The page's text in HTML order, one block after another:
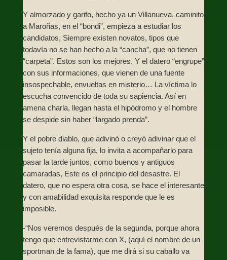
Y almorzado y garifo, hecho ya un Villanueva, caminito
a Maroñas, en el “bondi”, empieza a estudiar los
candidatos, Siempre existen novatos, tipos que
todavía no se han hecho a la “cancha”, que no tienen
“carpeta”. Estos son los mejores. Y el datero “engrupe”
con sus informaciones, que vienen de una fuente
insospechable, envueltas en misterio… La víctima lo
escucha convencido de toda su sapiencia. Así en
amena charla, llegan hasta el hipódromo y el hombre
se despide sin haber “largado prenda”.
Y el pobre diablo, que adivinó o creyó adivinar que el
sujeto tenía alguna fija, lo invita a acompañarlo para
pasar la tarde juntos, como buenos y antiguos
camaradas, Este es el principio del desastre. El
datero, que no espera otra cosa, se hace el interesante
y con amabilidad exquisita responde que le es
imposible.
-“Nos veremos después de la segunda, porque ahora
tengo que entrevistarme con X, (aquí el nombre de un
sportman de la fama), que me dirá si su caballo va